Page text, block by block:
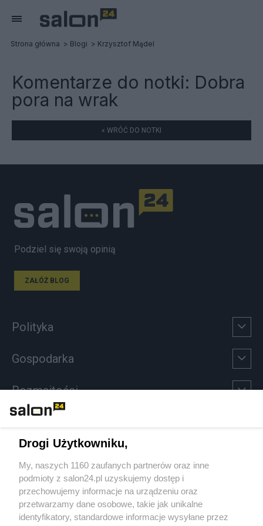
Strona główna Blogi Krzysztof Mądel
Komentarze do notki: Dobra
pora na wrak
« WRÓĆ DO NOTKI
Podziel się swoją opinią
ZAŁÓŻ BLOG
Polityka
Gospodarka
Rozmaitości
Sport
Społeczeństwo
Kultura
Drogi Użytkowniku,
My, naszych 1160 zaufanych partnerów oraz inne
podmioty z salon24.pl uzyskujemy dostęp i
przechowujemy informacje na urządzeniu oraz
przetwarzamy dane osobowe, takie jak unikalne
identyfikatory, standardowe informacje wysyłane przez